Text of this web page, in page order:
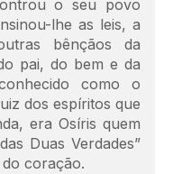
o seu povo
lhe as leis, a
bênçãos da
pai, do bem e da
como o
dos espíritos que
era Osíris quem
Duas Verdades”
coração.